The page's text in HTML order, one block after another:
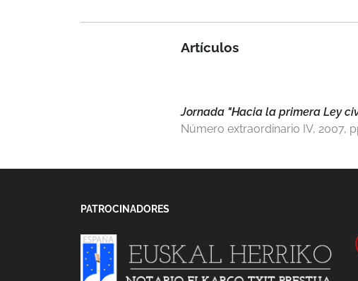
Artículos
Jornada "Hacia la primera Ley
Número extraordinario IV, 2007,
PATROCINADORES